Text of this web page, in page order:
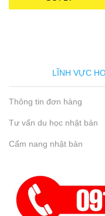
LĨNH VỰC
Thông tin đơn hàng
Tư vấn du học nhật bản
Cẩm nang nhật bản